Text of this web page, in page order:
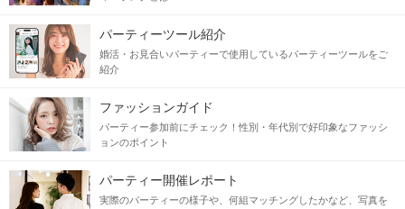
パーティーツール紹介
婚活・お見合いパーティーで使用しているパーティーツールをご
紹介
ファッションガイド
パーティー参加前にチェック！性別・年代別で好印象なファッシ
ョンのポイント
パーティー開催レポート
実際のパーティーの様子や、何組マッチングしたかなど、写真を